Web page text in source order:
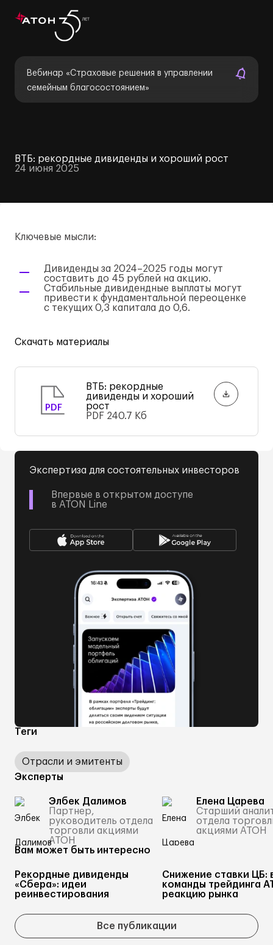
Вебинар «Страховые решения в управлении
семейным благосостоянием»
ВТБ: рекордные дивиденды и хороший рост
24 июня 2025
Теги
Отрасли и эмитенты
Эксперты
Элбек Далимов
Партнер,
руководитель отдела
торговли акциями
АТОН
Елена Царева
Старший
отдела
акциями АТОН
Ключевые мысли:
Дивиденды за 2024–2025 годы могут
составить до 45 рублей на акцию.
Стабильные дивидендные выплаты могут
привести к фундаментальной переоценке
с текущих 0,3 капитала до 0,6.
Скачать материалы
PDF
ВТБ: рекордные
дивиденды и хороший
рост
PDF 240.7 Кб
Экспертиза для состоятельных инвесторов
Впервые в открытом доступе
в ATON Line
Вам может быть интересно
Рекордные дивиденды
«Сбера»: идеи
реинвестирования
Снижение ставки ЦБ:
команды трейдинга
реакцию рынка
Все публикации